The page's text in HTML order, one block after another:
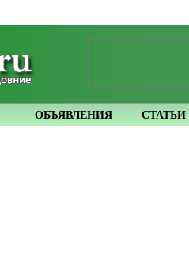
ОБЪЯВЛЕНИЯ СТАТЬИ